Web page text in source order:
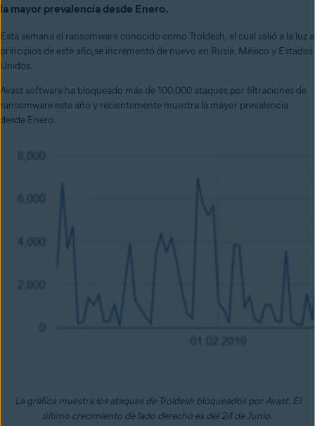
la mayor prevalencia desde Enero.
Esta semana el ransomware conocido como Troldesh, el cual salió a la luz a
principios de este año,se incrementó de nuevo en Rusia, México y Estados
Unidos.
Avast software ha bloqueado más de 100,000 ataques por filtraciones de
ransomware este año y recientemente muestra la mayor prevalencia
desde Enero.
La gráfica muestra los ataques de Troldesh bloqueados por Avast. El
último crecimiento de lado derecho es del 24 de Junio.